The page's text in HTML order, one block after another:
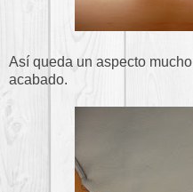
Así queda un aspecto
acabado.